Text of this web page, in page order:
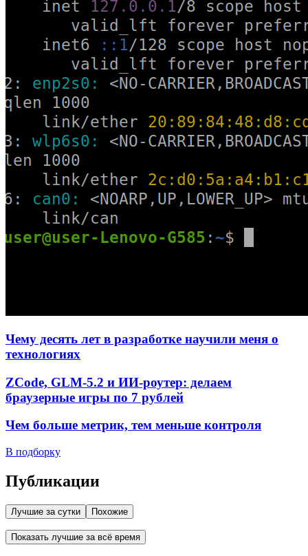
Чему десять лет в разработке научили меня о
технологиях
ZCode, GLM-5.2 и ИИ-роутер: делаем
браузерные игры по 7 рублей
Чем больше метрик, тем меньше контроля
В подборку
Публикации
Лучшие за сутки Похожие
Показать лучшие за всё время